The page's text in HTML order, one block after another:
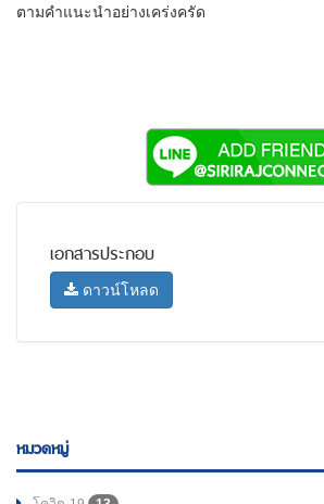
ตามคำแนะนำอย่างเคร่งครัด
เอกสารประกอบ
ดาวน์โหลด
หมวดหมู่